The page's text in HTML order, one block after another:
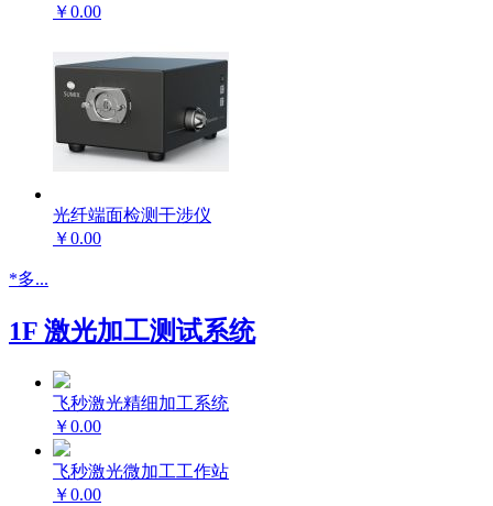
￥0.00
光纤端面检测干涉仪
￥0.00
*多...
1F 激光加工测试系统
飞秒激光精细加工系统
￥0.00
飞秒激光微加工工作站
￥0.00